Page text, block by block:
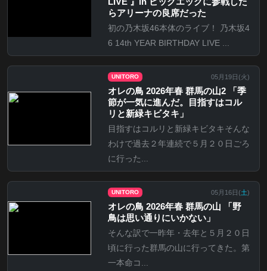
らアリーナの良席だった
初の乃木坂46本体のライブ！ 乃木坂4
6 14th YEAR BIRTHDAY LIVE ...
UNITORO 05月19日(火)
オレの鳥 2026年春 群馬の山2 「季
節が一気に進んだ。目指すはコル
リと新緑キビタキ」
目指すはコルリと新緑キビタキそんな
わけで過去２年連続で５月２０日ごろ
に行った...
UNITORO 05月16日(土)
オレの鳥 2026年春 群馬の山 「野
鳥は思い通りにいかない」
そんな訳で一昨年・去年と５月２０日
頃に行った群馬の山に行ってきた。第
一本命コ...